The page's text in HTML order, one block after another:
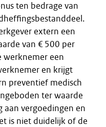
ten bedrage van
extern een
van € 500 per
werknemer een
en krijgt
preventief medisch
ter waarde
aan vergoedingen en
is niet duidelijk of de